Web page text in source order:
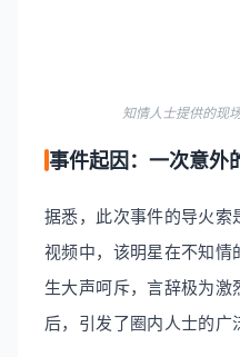
知情人士提供的现
事件起因：一次意外
据悉，此次事件的导火索
视频中，该明星在不知情
生大声呵斥，言辞极为
后，引发了圈内人士的广